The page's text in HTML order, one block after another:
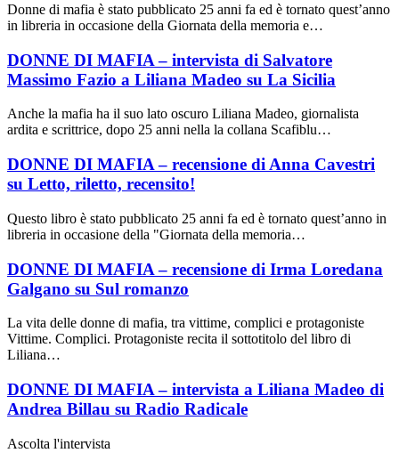
Donne di mafia è stato pubblicato 25 anni fa ed è tornato quest’anno
in libreria in occasione della Giornata della memoria e…
DONNE DI MAFIA – intervista di Salvatore
Massimo Fazio a Liliana Madeo su La Sicilia
Anche la mafia ha il suo lato oscuro Liliana Madeo, giornalista
ardita e scrittrice, dopo 25 anni nella la collana Scafiblu…
DONNE DI MAFIA – recensione di Anna Cavestri
su Letto, riletto, recensito!
Questo libro è stato pubblicato 25 anni fa ed è tornato quest’anno in
libreria in occasione della "Giornata della memoria…
DONNE DI MAFIA – recensione di Irma Loredana
Galgano su Sul romanzo
La vita delle donne di mafia, tra vittime, complici e protagoniste
Vittime. Complici. Protagoniste recita il sottotitolo del libro di
Liliana…
DONNE DI MAFIA – intervista a Liliana Madeo di
Andrea Billau su Radio Radicale
Ascolta l'intervista